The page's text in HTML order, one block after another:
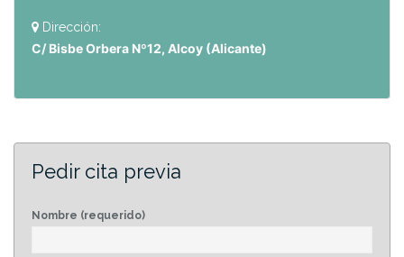
Dirección:
C/ Bisbe Orbera Nº12, Alcoy (Alicante)
Pedir cita previa
Nombre (requerido)